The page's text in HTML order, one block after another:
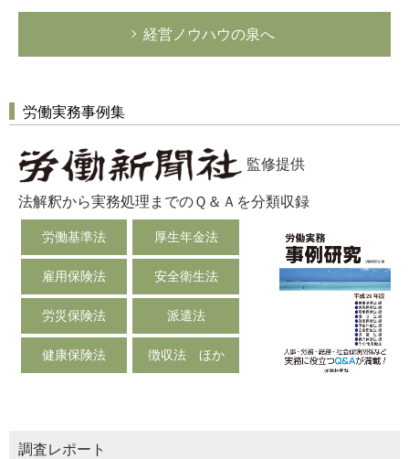
経営ノウハウの泉へ
労働実務事例集
監修提供
法解釈から実務処理までのＱ＆Ａを分類収録
労働基準法 厚生年金法
雇用保険法 安全衛生法
労災保険法 派遣法
健康保険法 徴収法 ほか
調査レポート